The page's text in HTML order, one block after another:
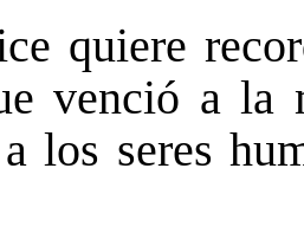
quiere
venció a la
a los seres